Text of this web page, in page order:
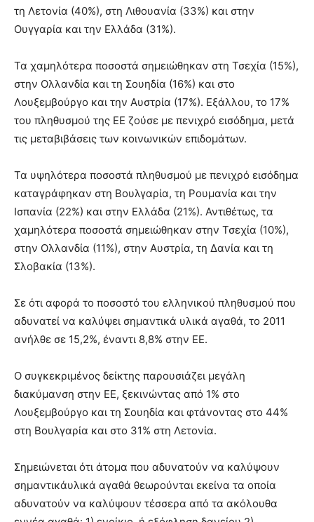
τη Λετονία (40%), στη Λιθουανία (33%) και στην
Ουγγαρία και την Ελλάδα (31%).
Τα χαμηλότερα ποσοστά σημειώθηκαν στη Τσεχία (15%),
στην Ολλανδία και τη Σουηδία (16%) και στο
Λουξεμβούργο και την Αυστρία (17%). Εξάλλου, το 17%
του πληθυσμού της ΕΕ ζούσε με πενιχρό εισόδημα, μετά
τις μεταβιβάσεις των κοινωνικών επιδομάτων.
Τα υψηλότερα ποσοστά πληθυσμού με πενιχρό εισόδημα
καταγράφηκαν στη Βουλγαρία, τη Ρουμανία και την
Ισπανία (22%) και στην Ελλάδα (21%). Αντιθέτως, τα
χαμηλότερα ποσοστά σημειώθηκαν στην Τσεχία (10%),
στην Ολλανδία (11%), στην Αυστρία, τη Δανία και τη
Σλοβακία (13%).
Σε ότι αφορά το ποσοστό του ελληνικού πληθυσμού που
αδυνατεί να καλύψει σημαντικά υλικά αγαθά, το 2011
ανήλθε σε 15,2%, έναντι 8,8% στην ΕΕ.
Ο συγκεκριμένος δείκτης παρουσιάζει μεγάλη
διακύμανση στην ΕΕ, ξεκινώντας από 1% στο
Λουξεμβούργο και τη Σουηδία και φτάνοντας στο 44%
στη Βουλγαρία και στο 31% στη Λετονία.
Σημειώνεται ότι άτομα που αδυνατούν να καλύψουν
σημαντικάυλικά αγαθά θεωρούνται εκείνα τα οποία
αδυνατούν να καλύψουν τέσσερα από τα ακόλουθα